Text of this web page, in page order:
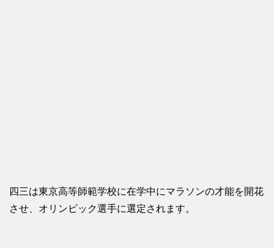
四三は東京高等師範学校に在学中にマラソンの才能を開花
させ、オリンピック選手に選定されます。